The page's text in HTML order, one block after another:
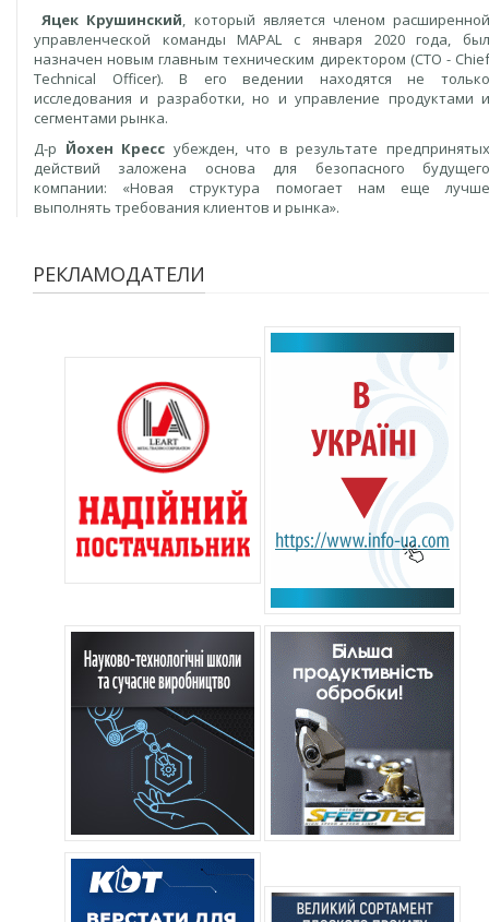
Яцек Крушинский, который является членом
управленческой команды MAPAL с января 2020 года, был
назначен новым главным техническим директором (CTO - Chief
Technical Officer). В его ведении находятся не только
исследования и разработки, но и управление продуктами и
сегментами рынка.
Д-р Йохен Кресс убежден, что в результате
действий заложена основа для безопасного будущего
компании: «Новая структура помогает нам еще лучше
выполнять требования клиентов и рынка».
РЕКЛАМОДАТЕЛИ